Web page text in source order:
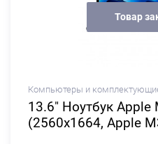
Товар
Компьютеры и
13.6" Ноутбук Apple
(2560x1664, Apple